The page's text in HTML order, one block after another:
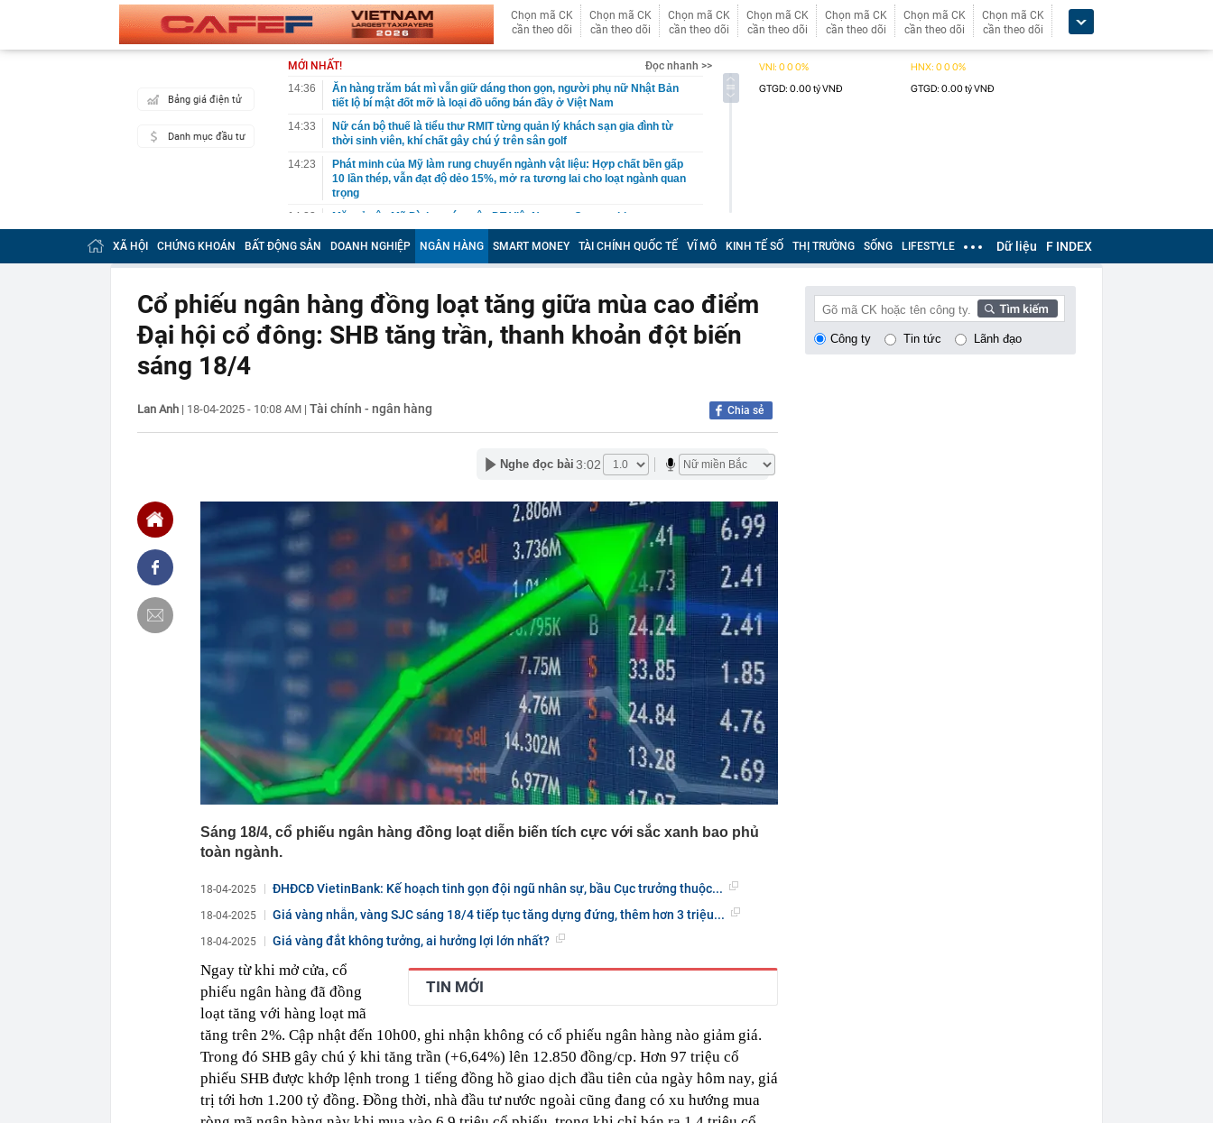
Chọn mã CK
cần theo dõi
Chọn mã CK
cần theo dõi
Chọn mã CK
cần theo dõi
Chọn mã CK
cần theo dõi
Chọn mã CK
cần theo dõi
Chọn mã CK
cần theo dõi
Chọn mã CK
cần theo dõi
Bảng giá điện tử
Danh mục đầu tư
MỚI NHẤT!
Đọc nhanh >>
14:36
Ăn hàng trăm bát mì vẫn giữ dáng thon gọn, người phụ nữ Nhật Bản
tiết lộ bí mật đốt mỡ là loại đồ uống bán đầy ở Việt Nam
14:33
Nữ cán bộ thuế là tiểu thư RMIT từng quản lý khách sạn gia đình từ
thời sinh viên, khí chất gây chú ý trên sân golf
14:23
Phát minh của Mỹ làm rung chuyển ngành vật liệu: Hợp chất bền gấp
10 lần thép, vẫn đạt độ dẻo 15%, mở ra tương lai cho loạt ngành quan
trọng
14:23
Mặt cỏ sân Mỹ Đình trước trận ĐT Việt Nam vs Campuchia ra sao sau
khi được truyền thông Đông Nam Á khen hết lời
Ngày 7/8: Tỷ giá trung tâm tăng 30 đồng
Sơn Hải trúng thầu hơn 5.000 tỷ đồng
14:20
Luật hóa nhiều chính sách về viễn thông, giao dịch điện tử và chuyển
giao công nghệ
14:15
Thi hành lệnh bắt tạm giam Văn Thị Thúy 37 tuổi liên quan số tiền 400
triệu đồng
Khách Trung Quốc mê mẩn thức quà mùa thu này ở Hà Nội: Chỉ bán
theo mùa, ăn một lần là nhớ mãi
có cái nào thì xin chúc mừng!
Thương hiệu thời trang Việt thông báo đóng cửa sau 5 năm vận hành,
thừa nhận "không phải lúc nào cũng đẹp như trong ảnh"
14:00
Đại Quang Minh bất ngờ bổ nhiệm 2 Phó Tổng Giám đốc mới
14:00
TPHCM: Ô tô lưu thông một chiều đường Cách mạng Tháng Tám để thi
công metro số 2
Chuyện lần đầu xảy ra ở series Chị Chị Em Em của NSX Will Vũ
13:50
Tiếp viên hàng không hãng Vietnam Airlines mang quốc tịch Hàn Quốc:
Thuê nhà ở TP.HCM sống 1 mình, mê nhất là đi xe ôm công nghệ
13:49
Đại diện xã ở Lai Châu: Không tiếp nhận tiền từ thiện của Huấn Hoa
Hồng, chỉ có 24 bồn nước
13:46
Công an cảnh báo tới tất cả người dân khi làm hộ chiếu online
13:43
Một thành viên HĐQT VPBankS xin từ nhiệm
XÃ HỘI CHỨNG KHOÁN BẤT ĐỘNG SẢN DOANH NGHIỆP NGÂN HÀNG SMART MONEY TÀI CHÍNH QUỐC TẾ VĨ MÔ KINH TẾ SỐ THỊ TRƯỜNG SỐNG LIFESTYLE Dữ liệu F INDEX
Cổ phiếu ngân hàng đồng loạt tăng giữa mùa cao điểm
Đại hội cổ đông: SHB tăng trần, thanh khoản đột biến
sáng 18/4
Lan Anh | 18-04-2025 - 10:08 AM | Tài chính - ngân hàng Chia sẻ
Nghe đọc bài 3:02
Sáng 18/4, cổ phiếu ngân hàng đồng loạt diễn biến tích cực với sắc xanh bao phủ
toàn ngành.
18-04-2025 ĐHĐCĐ VietinBank: Kế hoạch tinh gọn đội ngũ nhân sự, bầu Cục trưởng thuộc...
18-04-2025 Giá vàng nhẫn, vàng SJC sáng 18/4 tiếp tục tăng dựng đứng, thêm hơn 3 triệu...
18-04-2025 Giá vàng đắt không tưởng, ai hưởng lợi lớn nhất?
TIN MỚI
Ngay từ khi mở cửa, cổ
phiếu ngân hàng đã đồng
loạt tăng với hàng loạt mã
tăng trên 2%. Cập nhật đến 10h00, ghi nhận không có cổ phiếu ngân hàng nào giảm giá.
Trong đó SHB gây chú ý khi tăng trần (+6,64%) lên 12.850 đồng/cp. Hơn 97 triệu cổ
phiếu SHB được khớp lệnh trong 1 tiếng đồng hồ giao dịch đầu tiên của ngày hôm nay, giá
trị tới hơn 1.200 tỷ đồng. Đồng thời, nhà đầu tư nước ngoài cũng đang có xu hướng mua
Công ty Tin tức Lãnh đạo